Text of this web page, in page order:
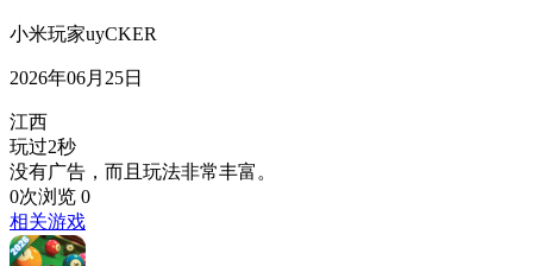
小米玩家uyCKER
2026年06月25日
江西
玩过2秒
没有广告，而且玩法非常丰富。
0次浏览 0
相关游戏